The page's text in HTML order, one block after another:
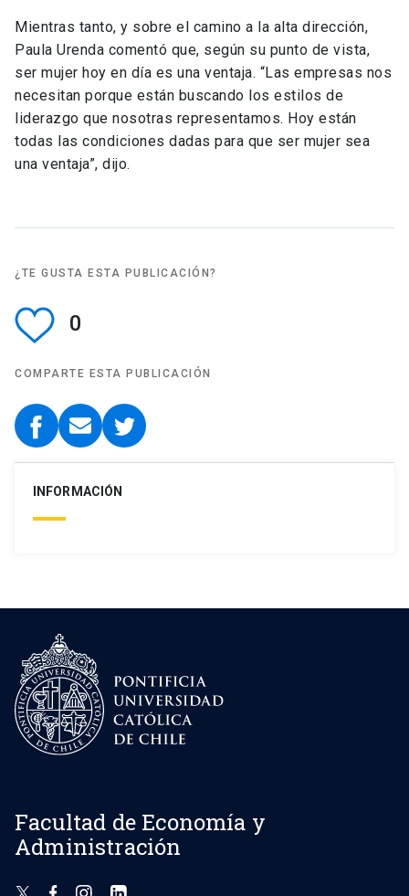
Mientras tanto, y sobre el camino a la alta dirección,
Paula Urenda comentó que, según su punto de vista,
ser mujer hoy en día es una ventaja. “Las empresas nos
necesitan porque están buscando los estilos de
liderazgo que nosotras representamos. Hoy están
todas las condiciones dadas para que ser mujer sea
una ventaja”, dijo.
¿TE GUSTA ESTA PUBLICACIÓN?
0
COMPARTE ESTA PUBLICACIÓN
INFORMACIÓN
Facultad de Economía y
Administración